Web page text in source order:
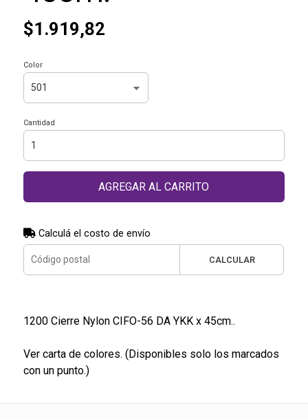
$1.919,82
Color
Cantidad
AGREGAR AL CARRITO
Calculá el costo de envío
CALCULAR
1200 Cierre Nylon CIFO-56 DA YKK x 45cm..
Ver carta de colores. (Disponibles solo los marcados
con un punto.)